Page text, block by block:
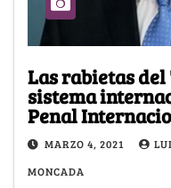
Las rabietas
sistema
Penal
MARZO 4, 2021
MONCADA